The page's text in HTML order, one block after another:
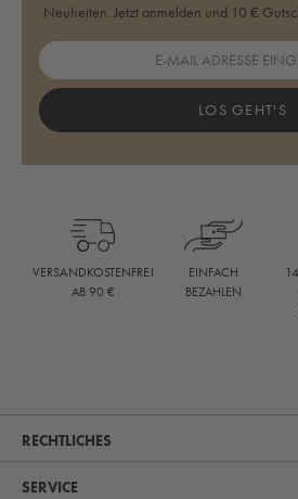
Neuheiten. Jetzt anmelden und 10 €
LOS GEHT'S
VERSANDKOSTENFREI
AB 90 €
EINFACH
BEZAHLEN
RECHTLICHES
SERVICE